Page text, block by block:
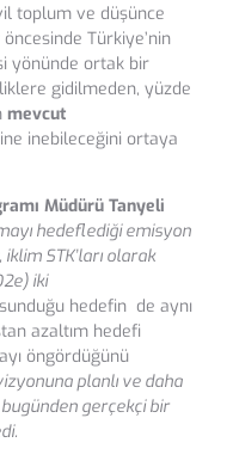
toplum ve düşünce
Türkiye’nin
yönünde ortak bir
gidilmeden, yüzde
mevcut
inebileceğini ortaya
Müdürü Tanyeli
hedeflediği emisyon
STK’ları olarak
2e) iki
hedefin de aynı
azaltım hedefi
öngördüğünü
planlı ve daha
gerçekçi bir